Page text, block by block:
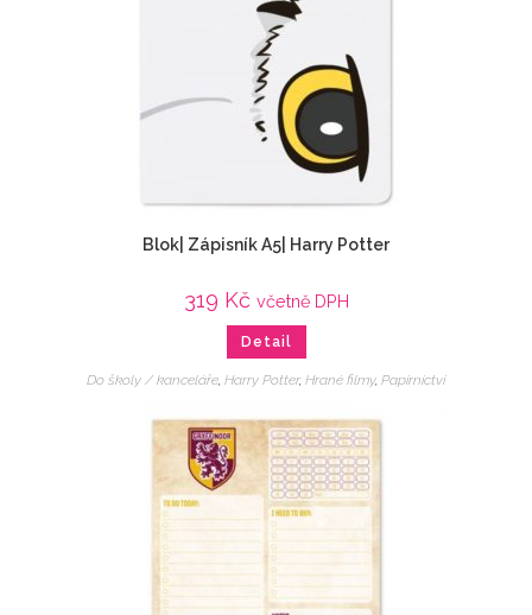
Blok| Zápisník A5| Harry Potter
319 Kč včetně DPH
Detail
Do školy / kanceláře, Harry Potter, Hrané filmy, Papírnictví